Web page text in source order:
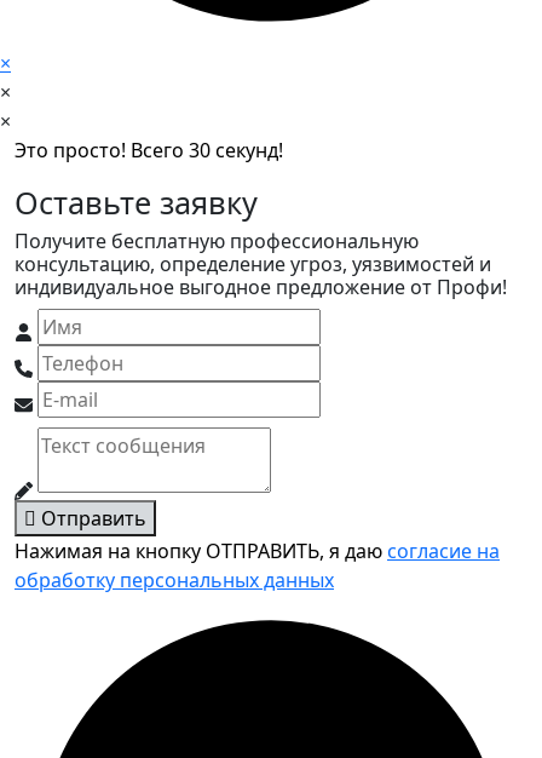
×
×
×
Это просто! Всего 30 секунд!
Оставьте заявку
Получите бесплатную профессиональную
консультацию, определение угроз, уязвимостей и
индивидуальное выгодное предложение от Профи!
Отправить
Нажимая на кнопку ОТПРАВИТЬ, я даюсогласие на
обработку персональных данных